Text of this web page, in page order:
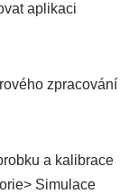
aplikaci
zpracování
a kalibrace
Simulace